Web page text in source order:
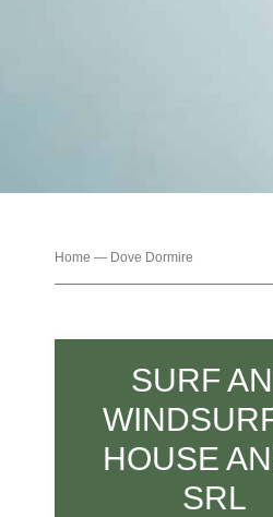
Home — Dove Dormire
SURF
HOUSE
SRL